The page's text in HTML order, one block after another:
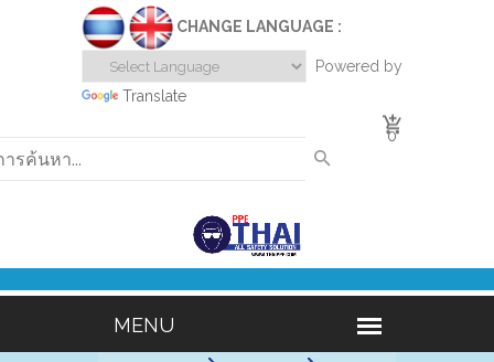
CHANGE LANGUAGE :
Powered by
Translate
0